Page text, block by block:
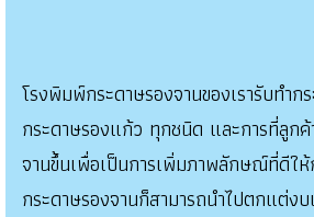
โรงพิมพ์กระดาษรองจานของเรารับทำก
กระดาษรองแก้ว ทุกชนิด และการที่ลูกค้
จานขึ้นเพื่อเป็นการเพิ่มภาพลักษณ์ที่ดีให้
กระดาษรองจานก็สามารถนำไปตกแต่ง